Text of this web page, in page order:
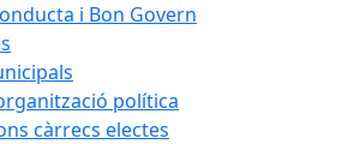
i Bon Govern
política
càrrecs electes